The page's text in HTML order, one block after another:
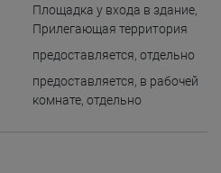
Площадка у входа в здание,
Прилегающая территория
предоставляется, отдельно
предоставляется, в рабочей
комнате, отдельно